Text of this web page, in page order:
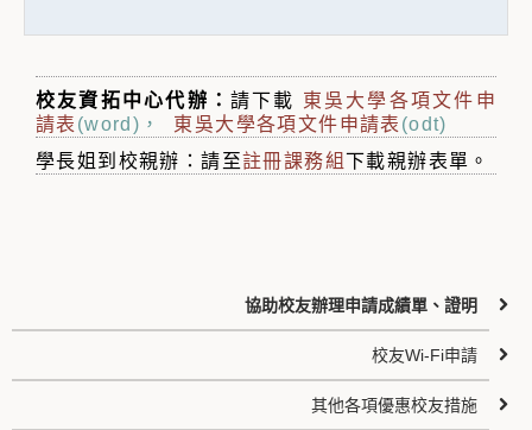
校友資拓中心代辦： 請下載 東吳大學各項文件申
請表 (word)， 東吳大學各項文件申請表 (odt)
學長姐到校親辦：請至註冊課務組下載親辦表單。
協助校友辦理申請成績單、證明
校友Wi-Fi申請
其他各項優惠校友措施